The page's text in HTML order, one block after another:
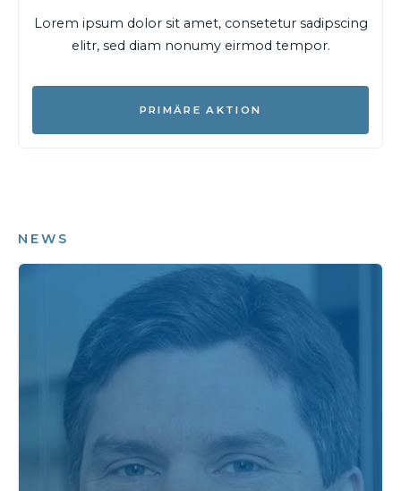
Lorem ipsum dolor sit amet, consetetur sadipscing
elitr, sed diam nonumy eirmod tempor.
PRIMÄRE AKTION
NEWS
News Variante 3